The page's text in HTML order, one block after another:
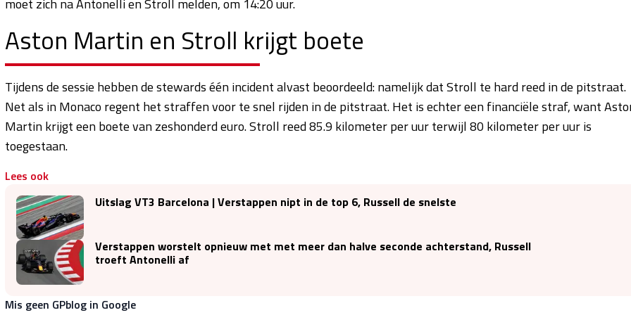
Aston Martin en Stroll krijgt boete
Tijdens de sessie hebben de stewards één incident alvast beoordeeld: namelijk dat Stroll te hard reed in de pitstraat.
Net als in Monaco regent het straffen voor te snel rijden in de pitstraat. Het is echter een financiële straf, want
Martin krijgt een boete van zeshonderd euro. Stroll reed 85.9 kilometer per uur terwijl 80 kilometer per uur is
toegestaan.
Lees ook
Uitslag VT3 Barcelona | Verstappen nipt in de top 6, Russell de snelste
Verstappen worstelt opnieuw met met meer dan halve seconde achterstand, Russell
troeft Antonelli af
Mis geen GPblog in Google